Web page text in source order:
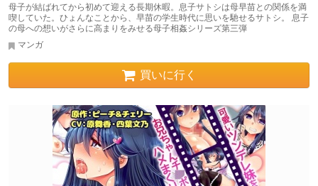
母子が結ばれてから初めて迎える長期休暇。息子サトシは母早苗との関係を満
喫していた。ひょんなことから、早苗の学生時代に思いを馳せるサトシ。 息子
の母への想いがさらに高まりをみせる母子相姦シリーズ第三弾
マンガ
買いに行く